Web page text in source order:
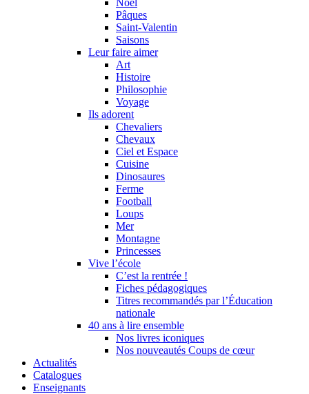
Pâques
Saint-Valentin
Saisons
Leur faire aimer
Art
Histoire
Philosophie
Voyage
Ils adorent
Chevaliers
Chevaux
Ciel et Espace
Cuisine
Dinosaures
Ferme
Football
Loups
Mer
Montagne
Princesses
Vive l’école
C’est la rentrée !
Fiches pédagogiques
Titres recommandés par l’Éducation
nationale
40 ans à lire ensemble
Nos livres iconiques
Nos nouveautés Coups de cœur
Actualités
Catalogues
Enseignants